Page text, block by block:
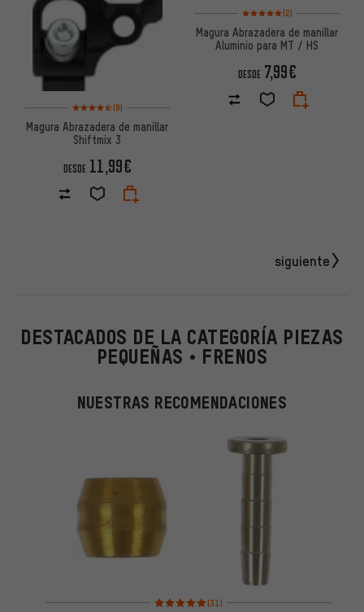
Valoración media: 4,5 de 5 basada en 9 reseñas
(9)
Magura Abrazadera de manillar
Shiftmix 3
DESDE 11,99€
Valoración media: 5 de 5
(2)
Magura Abrazadera de manillar
Aluminio para MT / HS
DESDE 7,99€
siguiente
DESTACADOS DE LA CATEGORÍA PIEZAS
PEQUEÑAS • FRENOS
NUESTRAS RECOMENDACIONES
Valoración media: 5 de 5 basada en 31 reseñas
(31)